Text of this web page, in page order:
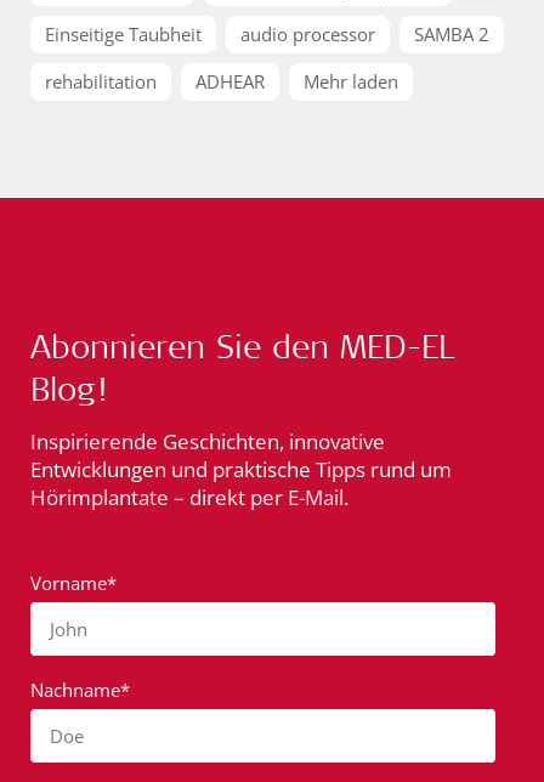
Einseitige Taubheit
audio processor
SAMBA 2
rehabilitation
ADHEAR Mehr laden
Abonnieren Sie den MED-EL
Blog!
Inspirierende Geschichten, innovative
Entwicklungen und praktische Tipps rund um
Hörimplantate – direkt per E-Mail.
Vorname*
John
Nachname*
Doe